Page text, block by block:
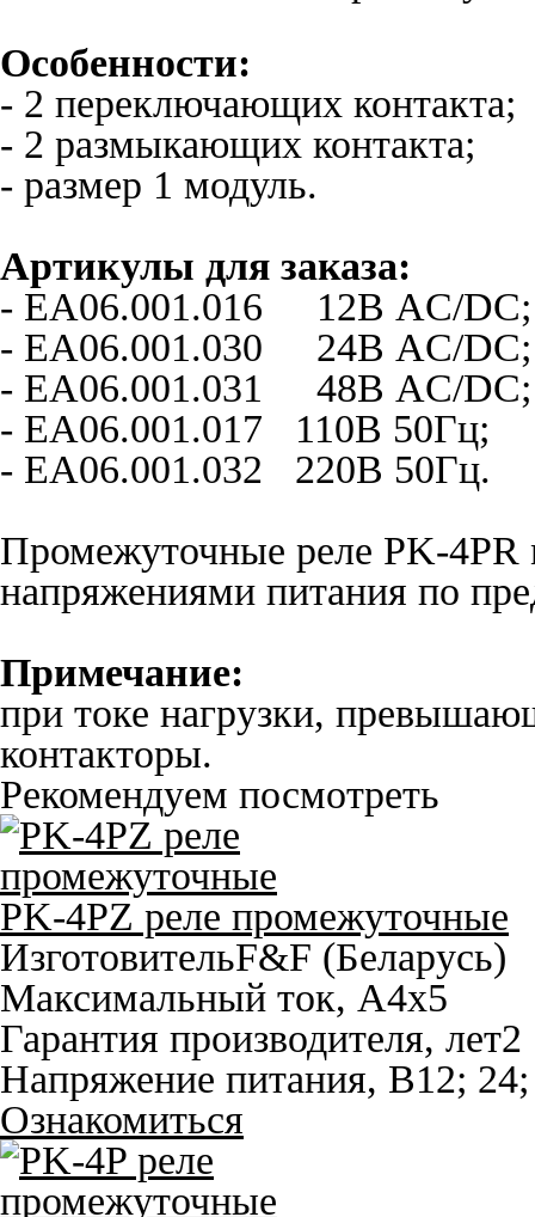
Особенности:
- 2 переключающих контакта;
- 2 размыкающих контакта;
- размер 1 модуль.
Артикулы для заказа:
- EA06.001.016 12В AC/DC;
- EA06.001.030 24В AC/DC;
- EA06.001.031 48В AC/DC;
- EA06.001.017 110В 50Гц;
- EA06.001.032 220В 50Гц.
Промежуточные реле PK-4PR
напряжениями питания по
Примечание:
при токе нагрузки,
контакторы.
Рекомендуем посмотреть
PK-4PZ реле промежуточные
ИзготовительF&F (Беларусь)
Максимальный ток, A4х5
Гарантия производителя, лет2
Напряжение питания, В12;
Ознакомиться